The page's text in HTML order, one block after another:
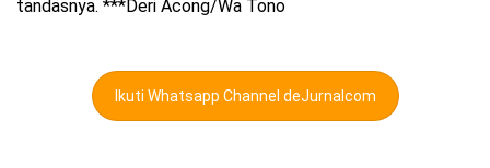
tandasnya. ***Deri Acong/Wa Tono
Ikuti Whatsapp Channel deJurnalcom